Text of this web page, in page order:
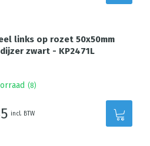
links op rozet 50x50mm
zwart - KP2471L
(8)
incl. BTW